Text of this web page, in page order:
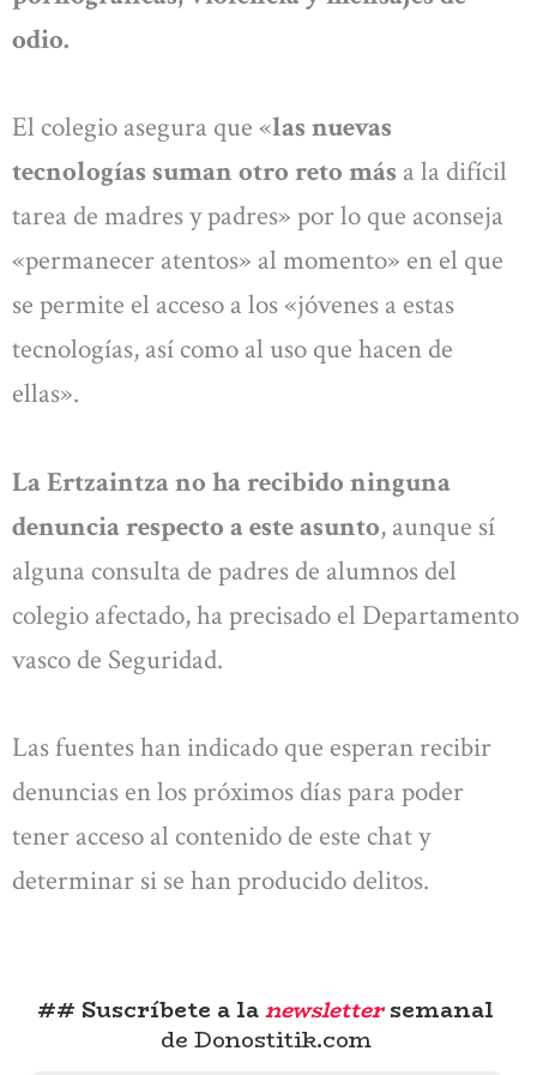
odio.
El colegio asegura que «las nuevas
tecnologías suman otro reto más a la difícil
tarea de madres y padres» por lo que aconseja
«permanecer atentos» al momento» en el que
se permite el acceso a los «jóvenes a estas
tecnologías, así como al uso que hacen de
ellas».
La Ertzaintza no ha recibido ninguna
denuncia respecto a este asunto, aunque sí
alguna consulta de padres de alumnos del
colegio afectado, ha precisado el Departamento
vasco de Seguridad.
Las fuentes han indicado que esperan recibir
denuncias en los próximos días para poder
tener acceso al contenido de este chat y
determinar si se han producido delitos.
## Suscríbete a lanewslettersemanal
de Donostitik.com